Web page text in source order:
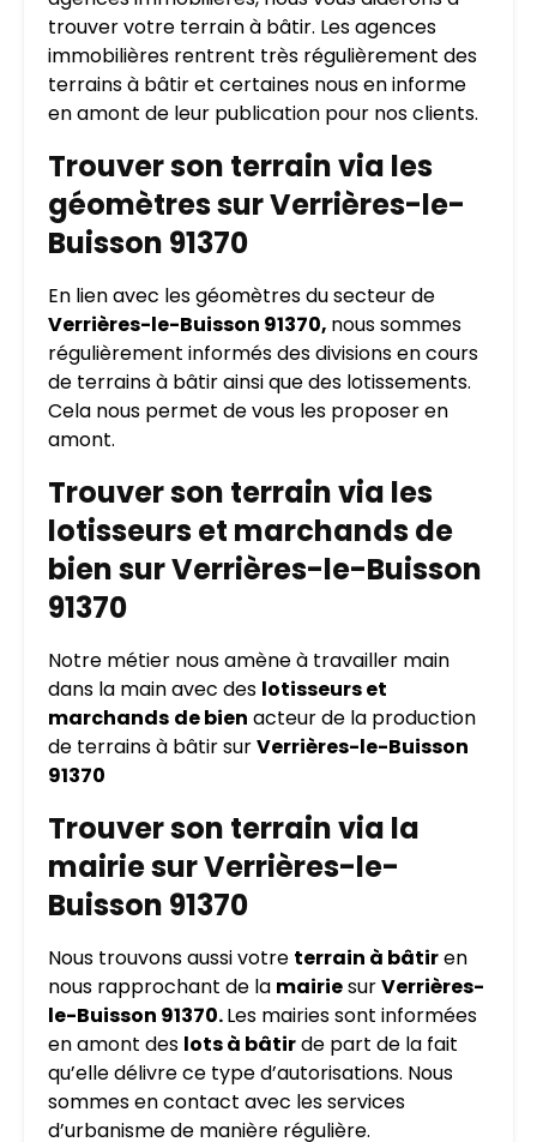
trouver votre terrain à bâtir. Les agences
immobilières rentrent très régulièrement des
terrains à bâtir et certaines nous en informe
en amont de leur publication pour nos clients.
Trouver son terrain via les
géomètres sur Verrières-le-
Buisson 91370
En lien avec les géomètres du secteur de
Verrières-le-Buisson 91370, nous sommes
régulièrement informés des divisions en cours
de terrains à bâtir ainsi que des lotissements.
Cela nous permet de vous les proposer en
amont.
Trouver son terrain via les
lotisseurs et marchands de
bien sur Verrières-le-Buisson
91370
Notre métier nous amène à travailler main
dans la main avec des lotisseurs et
marchands de bien acteur de la production
de terrains à bâtir surVerrières-le-Buisson
91370
Trouver son terrain via la
mairie sur Verrières-le-
Buisson 91370
Nous trouvons aussi votre terrain à bâtiren
nous rapprochant de la mairiesurVerrières-
le-Buisson 91370.Les mairies sont informées
en amont des lots à bâtirde part de la fait
qu’elle délivre ce type d’autorisations. Nous
sommes en contact avec les services
d’urbanisme de manière régulière.